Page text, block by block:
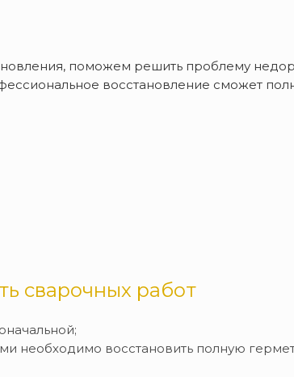
поможем решить проблему
восстановление сможет
сварочных работ
необходимо восстановить полную